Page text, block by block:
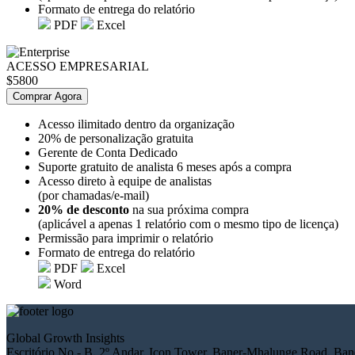
Formato de entrega do relatório
PDF
Excel
ACESSO EMPRESARIAL
$5800
Comprar Agora
Acesso ilimitado dentro da organização
20% de personalização gratuita
Gerente de Conta Dedicado
Suporte gratuito de analista 6 meses após a compra
Acesso direto à equipe de analistas
(por chamadas/e-mail)
20% de desconto na sua próxima compra
(aplicável a apenas 1 relatório com o mesmo tipo de licença)
Permissão para imprimir o relatório
Formato de entrega do relatório
PDF
Excel
Word
Global Growth Insights
Escritório No.- B, 2º Andar, Icon Tower, Baner-Mhalunge Road,